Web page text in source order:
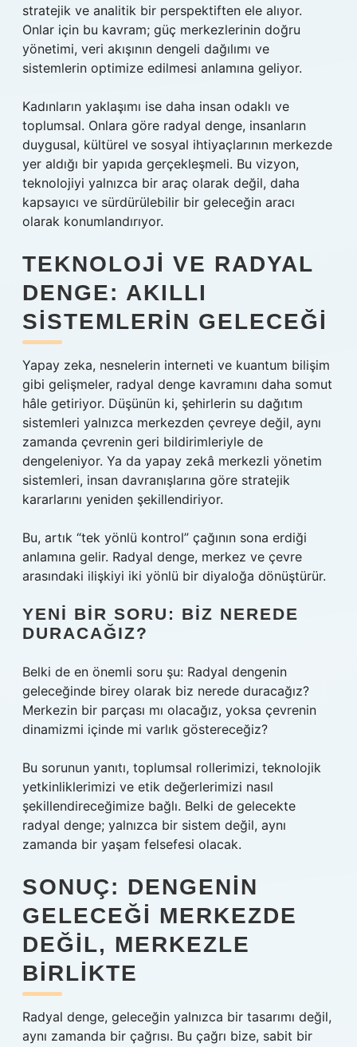
stratejik ve analitik bir perspektiften ele alıyor.
Onlar için bu kavram; güç merkezlerinin doğru
yönetimi, veri akışının dengeli dağılımı ve
sistemlerin optimize edilmesi anlamına geliyor.
Kadınların yaklaşımı ise daha insan odaklı ve
toplumsal. Onlara göre radyal denge, insanların
duygusal, kültürel ve sosyal ihtiyaçlarının merkezde
yer aldığı bir yapıda gerçekleşmeli. Bu vizyon,
teknolojiyi yalnızca bir araç olarak değil, daha
kapsayıcı ve sürdürülebilir bir geleceğin aracı
olarak konumlandırıyor.
TEKNOLOJI VE RADYAL
DENGE: AKILLI
SISTEMLERIN GELECEĞI
Yapay zeka, nesnelerin interneti ve kuantum bilişim
gibi gelişmeler, radyal denge kavramını daha somut
hâle getiriyor. Düşünün ki, şehirlerin su dağıtım
sistemleri yalnızca merkezden çevreye değil, aynı
zamanda çevrenin geri bildirimleriyle de
dengeleniyor. Ya da yapay zekâ merkezli yönetim
sistemleri, insan davranışlarına göre stratejik
kararlarını yeniden şekillendiriyor.
Bu, artık “tek yönlü kontrol” çağının sona erdiği
anlamına gelir. Radyal denge, merkez ve çevre
arasındaki ilişkiyi iki yönlü bir diyaloğa dönüştürür.
YENI BIR SORU: BIZ NEREDE
DURACAĞIZ?
Belki de en önemli soru şu: Radyal dengenin
geleceğinde birey olarak biz nerede duracağız?
Merkezin bir parçası mı olacağız, yoksa çevrenin
dinamizmi içinde mi varlık göstereceğiz?
Bu sorunun yanıtı, toplumsal rollerimizi, teknolojik
yetkinliklerimizi ve etik değerlerimizi nasıl
şekillendireceğimize bağlı. Belki de gelecekte
radyal denge; yalnızca bir sistem değil, aynı
zamanda bir yaşam felsefesi olacak.
SONUÇ: DENGENIN
GELECEĞI MERKEZDE
DEĞIL, MERKEZLE
BIRLIKTE
Radyal denge, geleceğin yalnızca bir tasarımı değil,
aynı zamanda bir çağrısı. Bu çağrı bize, sabit bir